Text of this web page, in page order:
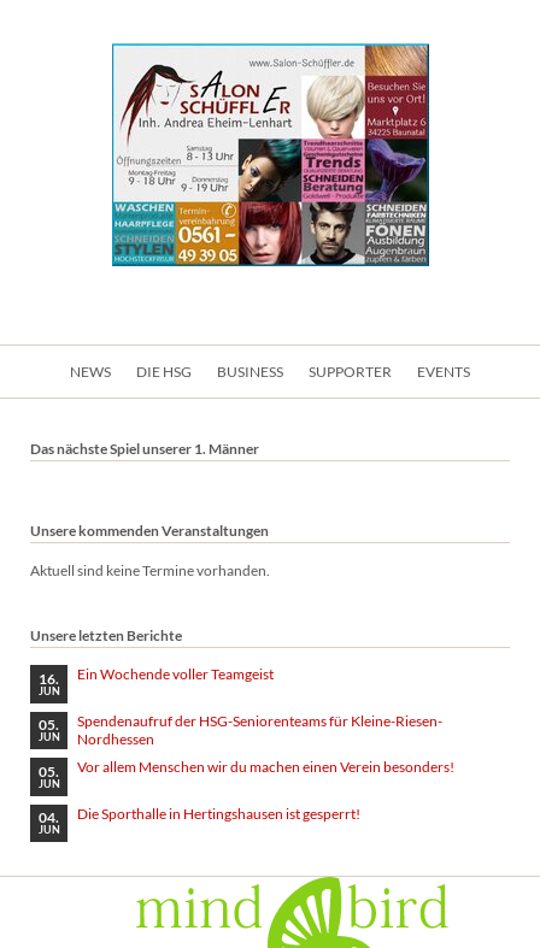
Navigation
NEWS DIE HSG BUSINESS SUPPORTER EVENTS
Das nächste Spiel unserer 1. Männer
Unsere kommenden Veranstaltungen
Aktuell sind keine Termine vorhanden.
Unsere letzten Berichte
16.
JUN
Ein Wochende voller Teamgeist
05.
JUN
Spendenaufruf der HSG-Seniorenteams für Kleine-Riesen-
Nordhessen
05.
JUN
Vor allem Menschen wir du machen einen Verein besonders!
04.
JUN
Die Sporthalle in Hertingshausen ist gesperrt!